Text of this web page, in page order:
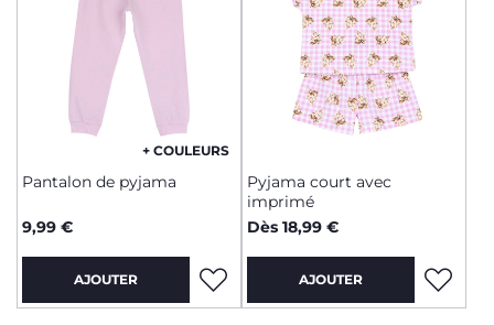
+ COULEURS
Pantalon de pyjama
9,99 €
AJOUTER
Pyjama court avec
imprimé
Dès 18,99 €
AJOUTER